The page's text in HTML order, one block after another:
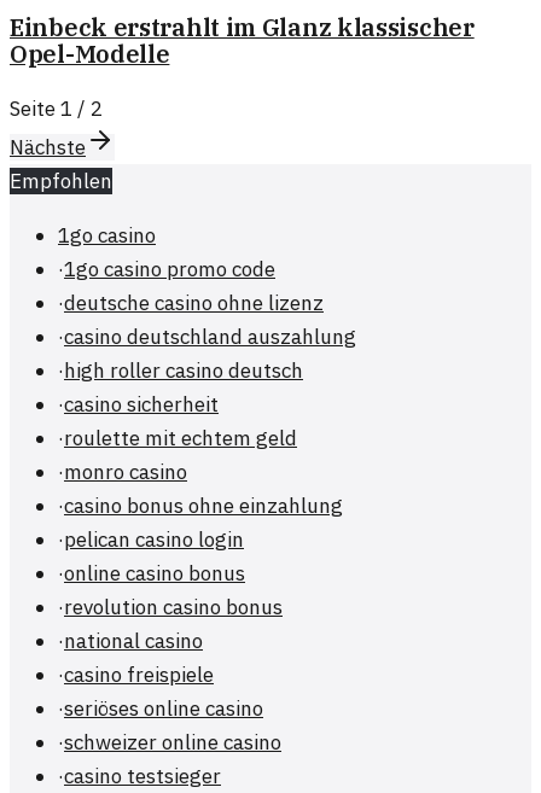
Einbeck erstrahlt im Glanz klassischer
Opel-Modelle
Seite1 / 2
Nächste
Empfohlen
1go casino
·1go casino promo code
·deutsche casino ohne lizenz
·casino deutschland auszahlung
·high roller casino deutsch
·casino sicherheit
·roulette mit echtem geld
·monro casino
·casino bonus ohne einzahlung
·pelican casino login
·online casino bonus
·revolution casino bonus
·national casino
·casino freispiele
·seriöses online casino
·schweizer online casino
·casino testsieger